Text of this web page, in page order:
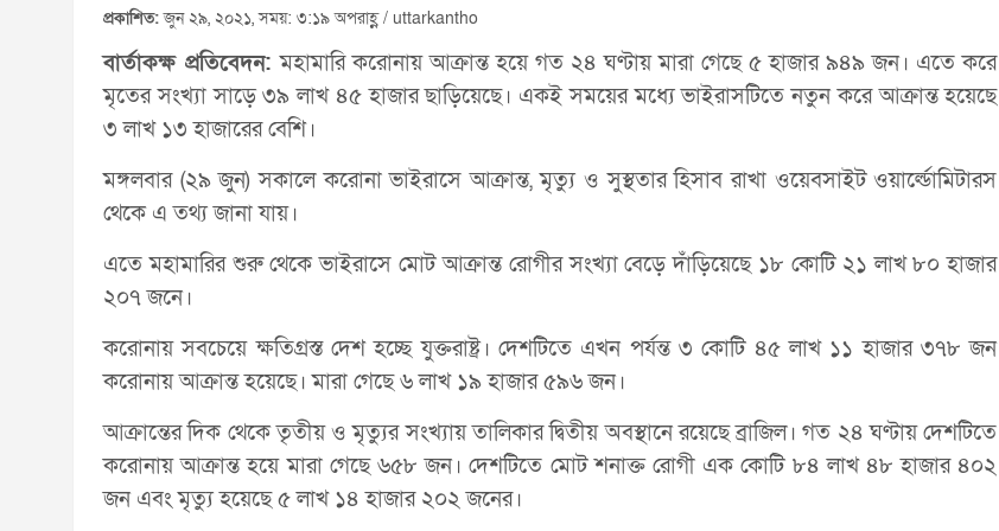
প্রকাশিত:জুন ২৯, ২০২১, সময়: ৩:১৯ অপরাহ্ণ / uttarkantho
বার্তাকক্ষ প্রতিবেদন:মহামারি করোনায় আক্রান্ত হয়ে গত ২৪ ঘণ্টায় মারা গেছে ৫ হাজার ৯৪৯ জন। এতে করে
মৃতের সংখ্যা সাড়ে ৩৯ লাখ ৪৫ হাজার ছাড়িয়েছে। একই সময়ের মধ্যে ভাইরাসটিতে নতুন করে আক্রান্ত হয়েছে
৩ লাখ ১৩ হাজারের বেশি।
মঙ্গলবার (২৯ জুন) সকালে করোনা ভাইরাসে আক্রান্ত, মৃত্যু ও সুস্থতার হিসাব রাখা ওয়েবসাইট ওয়ার্ল্ডোমিটারস
থেকে এ তথ্য জানা যায়।
এতে মহামারির শুরু থেকে ভাইরাসে মোট আক্রান্ত রোগীর সংখ্যা বেড়ে দাঁড়িয়েছে ১৮ কোটি ২১ লাখ ৮০ হাজার
২০৭ জনে।
করোনায় সবচেয়ে ক্ষতিগ্রস্ত দেশ হচ্ছে যুক্তরাষ্ট্র। দেশটিতে এখন পর্যন্ত ৩ কোটি ৪৫ লাখ ১১ হাজার ৩৭৮ জন
করোনায় আক্রান্ত হয়েছে। মারা গেছে ৬ লাখ ১৯ হাজার ৫৯৬ জন।
আক্রান্তের দিক থেকে তৃতীয় ও মৃত্যুর সংখ্যায় তালিকার দ্বিতীয় অবস্থানে রয়েছে ব্রাজিল। গত ২৪ ঘণ্টায় দেশটিতে
করোনায় আক্রান্ত হয়ে মারা গেছে ৬৫৮ জন। দেশটিতে মোট শনাক্ত রোগী এক কোটি ৮৪ লাখ ৪৮ হাজার ৪০২
জন এবং মৃত্যু হয়েছে ৫ লাখ ১৪ হাজার ২০২ জনের।